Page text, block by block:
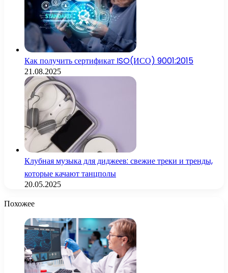
Как получить сертификат ISO(ИСО) 9001:2015
21.08.2025
Клубная музыка для диджеев: свежие треки и тренды,
которые качают танцполы
20.05.2025
Похожее